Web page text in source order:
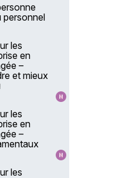
personnel
les
en
–
et mieux
les
en
–
les